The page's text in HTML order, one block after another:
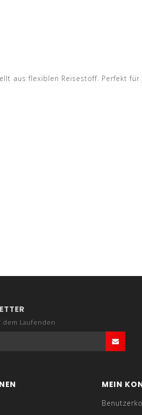
aus flexiblen Reisestoff. Perfekt für
Laufenden
MEIN